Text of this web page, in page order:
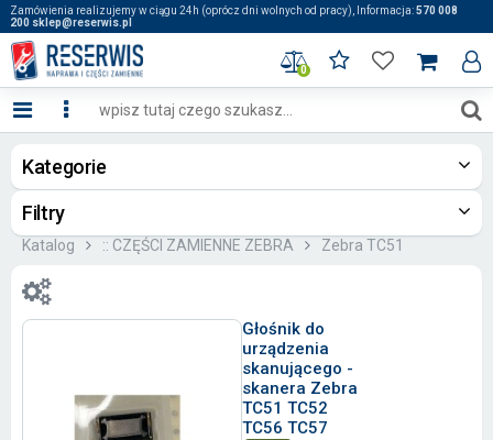
Zamówienia realizujemy w ciągu 24h (oprócz dni wolnych od pracy), Informacja:570 008
200 sklep@reserwis.pl
0
Kategorie
Filtry
Katalog :: CZĘŚCI ZAMIENNE ZEBRA Zebra TC51
Głośnik do
urządzenia
skanującego -
skanera Zebra
TC51 TC52
TC56 TC57